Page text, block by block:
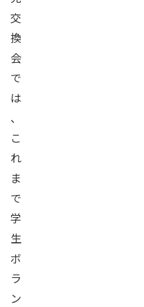
交
換
会
で
は
、
こ
れ
ま
で
学
生
ボ
ラ
ン